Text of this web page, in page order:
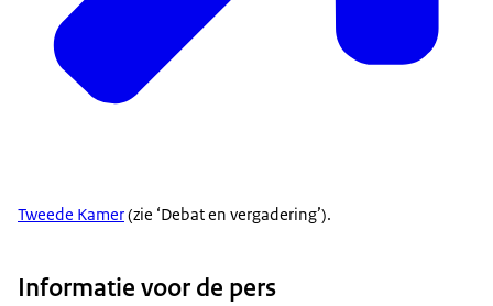
Tweede Kamer(zie ‘Debat en vergadering’).
Informatie voor de pers